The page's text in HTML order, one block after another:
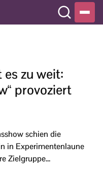
zu weit:
provoziert
schien die
in Experimentenlaune
Zielgruppe...